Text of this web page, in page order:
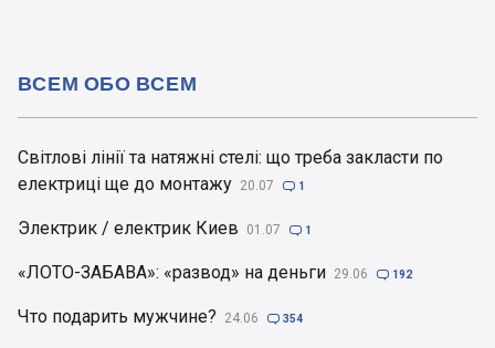
Світлові лінії та натяжні стелі: що треба закласти по
електриці ще до монтажу 20.07  1
Электрик / електрик Киев 01.07  1
«ЛОТО-ЗАБАВА»: «развод» на деньги 29.06  192
Что подарить мужчине? 24.06  354
ВСЕМ ОБО ВСЕМ